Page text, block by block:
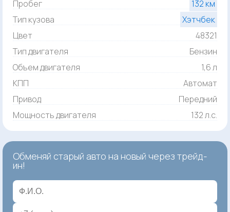
Пробег
132 км
Тип кузова
Хэтчбек
Цвет
48321
Тип двигателя
Бензин
Объем двигателя
1,6 л
КПП
Автомат
Привод
Передний
Мощность двигателя
132 л.с.
Обменяй старый авто на новый через трейд-
ин!